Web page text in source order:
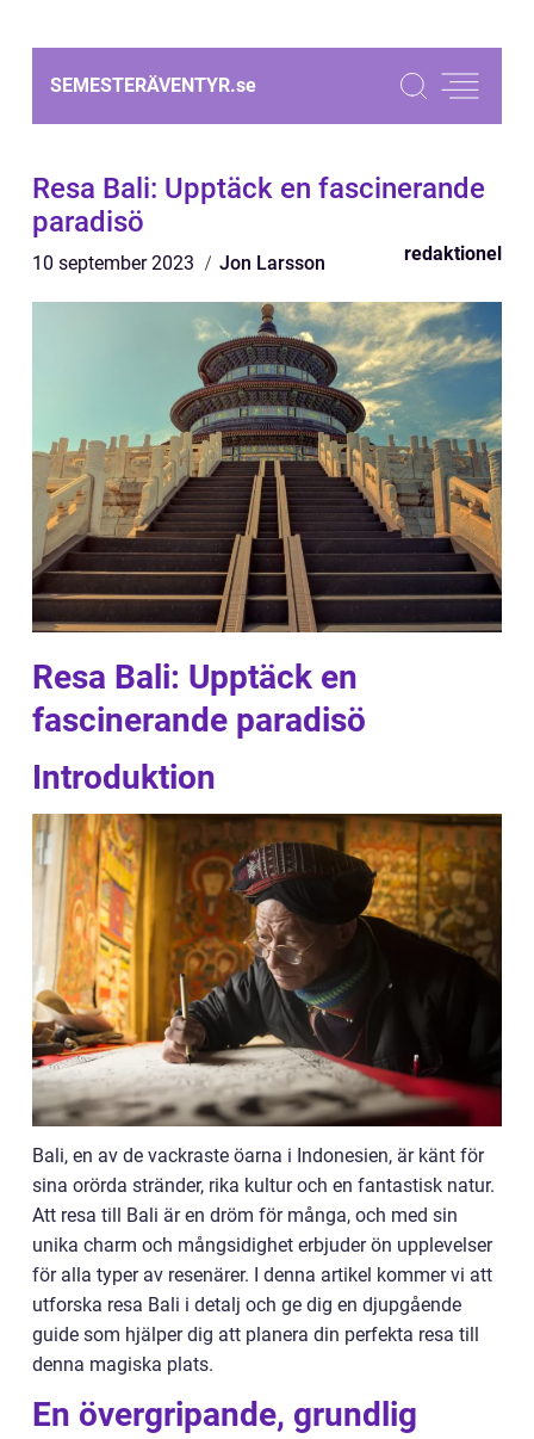
SEMESTERÄVENTYR.se
Resa Bali: Upptäck en fascinerande
paradisö
10 september 2023 Jon Larsson redaktionel
Resa Bali: Upptäck en
fascinerande paradisö
Introduktion
Bali, en av de vackraste öarna i Indonesien, är känt för
sina orörda stränder, rika kultur och en fantastisk natur.
Att resa till Bali är en dröm för många, och med sin
unika charm och mångsidighet erbjuder ön upplevelser
för alla typer av resenärer. I denna artikel kommer vi att
utforska resa Bali i detalj och ge dig en djupgående
guide som hjälper dig att planera din perfekta resa till
denna magiska plats.
En övergripande, grundlig